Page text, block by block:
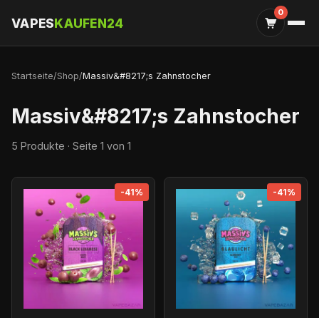
VAPESKAUFEN24
0
Startseite/Shop/Massiv&#8217;s Zahnstocher
Massiv&#8217;s Zahnstocher
5 Produkte · Seite 1 von 1
-41% -41%